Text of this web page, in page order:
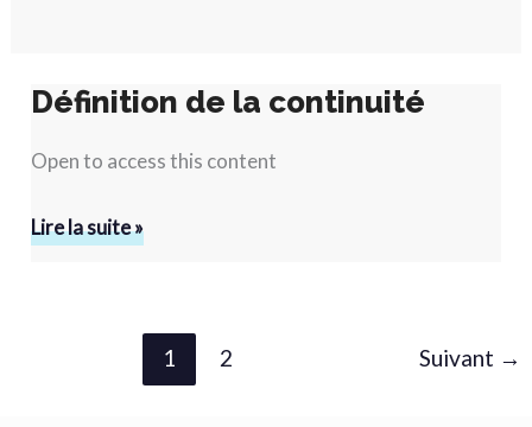
Définition de la continuité
Open to access this content
Définition
la
Lire la suite »
1 2 Suivant →